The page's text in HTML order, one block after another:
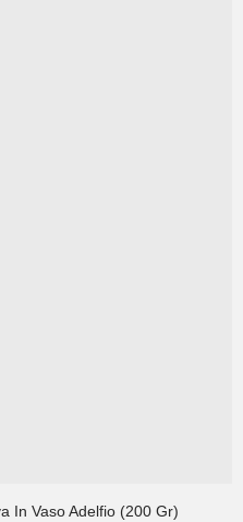
In Vaso Adelfio (200 Gr)